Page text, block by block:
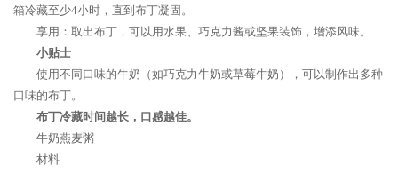
箱冷藏至少4小时，直到布丁凝固。
享用：取出布丁，可以用水果、巧克力酱或坚果装饰，增添风味。
小贴士
使用不同口味的牛奶（如巧克力牛奶或草莓牛奶），可以制作出多种
口味的布丁。
布丁冷藏时间越长，口感越佳。
牛奶燕麦粥
材料